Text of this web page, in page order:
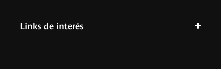
Links de interés